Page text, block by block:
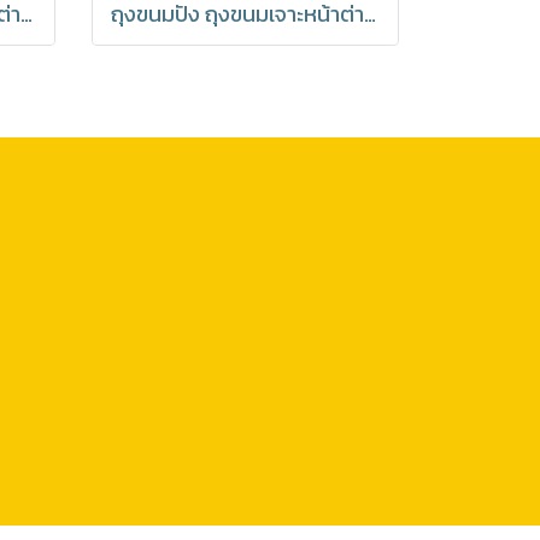
ถุงขนมปัง ถุงขนมเจาะหน้าต่าง ถุงเบเกอรี่ ซองขนม เจาะหน้าต่าง พร้อมลวดรัดที่ปากถุง มีราคาส่ง (1แพ็ค : 20 ชิ้น) ถุงขนมปัง ถุงขนมเจาะหน้าต่าง ถุงเบเกอรี่ ซองขนม เจาะหน้าต่าง พร้อมลวดรัดที่ปากถุง ลาย Bakery มีราคาส่ง (1แพ็ค : 20 ชิ้น)